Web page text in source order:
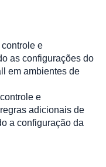
e
as configurações do
em ambientes de
e
adicionais de
a configuração da